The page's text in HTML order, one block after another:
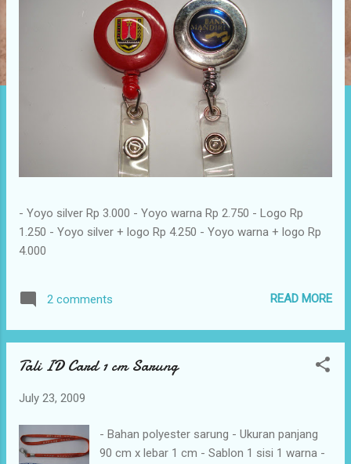
- Yoyo silver Rp 3.000 - Yoyo warna Rp 2.750 - Logo Rp
1.250 - Yoyo silver + logo Rp 4.250 - Yoyo warna + logo Rp
4.000
2 comments READ MORE
Tali ID Card 1 cm Sarung
July 23, 2009
- Bahan polyester sarung - Ukuran panjang
90 cm x lebar 1 cm - Sablon 1 sisi 1 warna -